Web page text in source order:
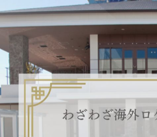
千葉もばらロケーションサービス